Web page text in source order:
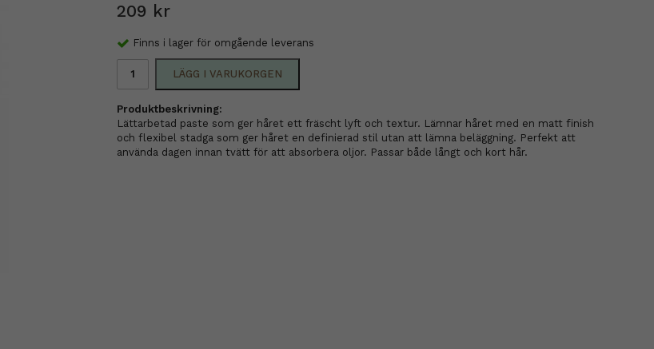
209 kr
Finns i lager för omgående leverans
LÄGG I VARUKORGEN
Produktbeskrivning:
Lättarbetad paste som ger håret ett fräscht lyft och textur. Lämnar håret med en matt finish
och flexibel stadga som ger håret en definierad stil utan att lämna beläggning. Perfekt att
använda dagen innan tvätt för att absorbera oljor. Passar både långt och kort hår.